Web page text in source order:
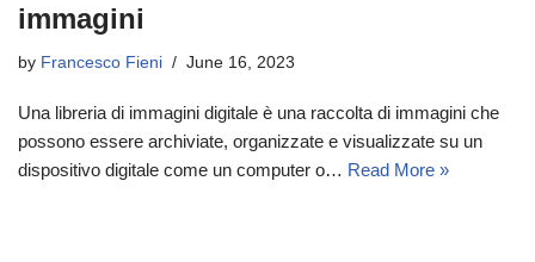
immagini
by Francesco Fieni June 16, 2023
Una libreria di immagini digitale è una raccolta di immagini che
possono essere archiviate, organizzate e visualizzate su un
dispositivo digitale come un computer o… Read More »